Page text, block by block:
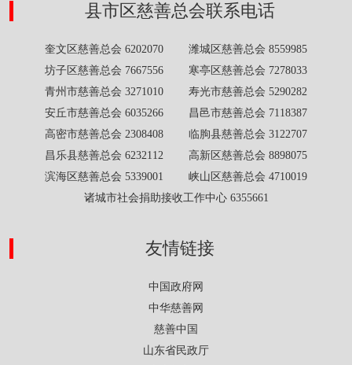
县市区慈善总会联系电话
奎文区慈善总会 6202070 潍城区慈善总会 8559985
坊子区慈善总会 7667556 寒亭区慈善总会 7278033
青州市慈善总会 3271010 寿光市慈善总会 5290282
安丘市慈善总会 6035266 昌邑市慈善总会 7118387
高密市慈善总会 2308408 临朐县慈善总会 3122707
昌乐县慈善总会 6232112 高新区慈善总会 8898075
滨海区慈善总会 5339001 峡山区慈善总会 4710019
诸城市社会捐助接收工作中心 6355661
友情链接
中国政府网
中华慈善网
慈善中国
山东省民政厅